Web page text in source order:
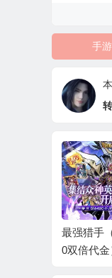
手游
最强猎手
0双倍代金